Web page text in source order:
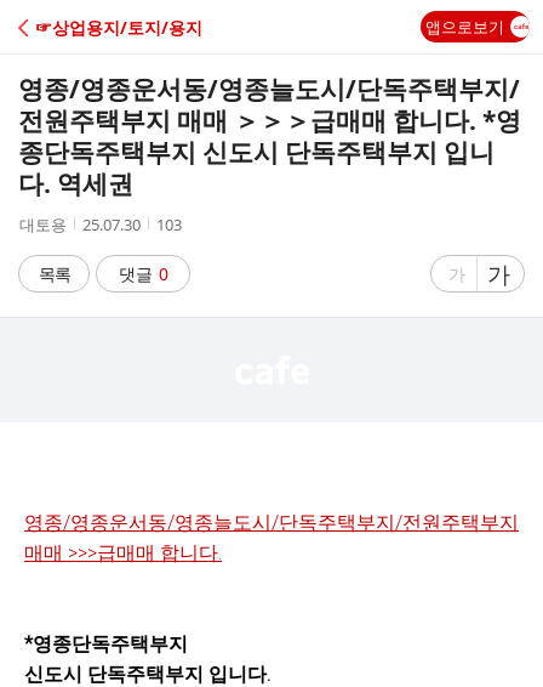
C
A
☞상업용지/토지/용지 앱으로보기
영종/영종운서동/영종늘도시/단독주택부지/
전원주택부지 매매 ＞＞＞급매매 합니다. *영
종단독주택부지 신도시 단독주택부지 입니
다. 역세권
작
자
대토용
작
시
간
25.07.30
조
수
103
목록 댓글 0
글
가
글
자
가
영종/영종운서동/영종늘도시/단독주택부지/전원주택부지
매매 >>>급매매 합니다.
*영종단독주택부지
신도시 단독주택부지 입니다.